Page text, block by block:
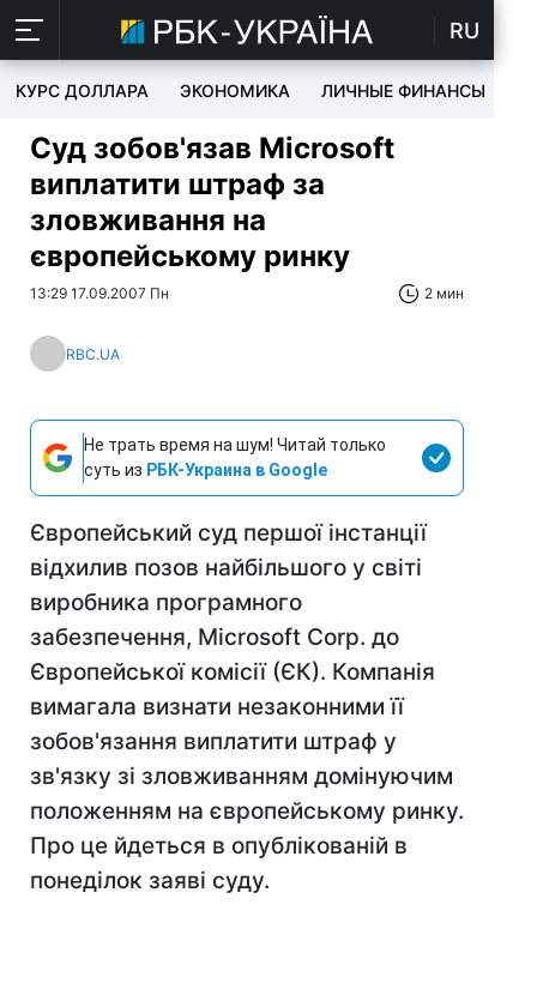
RU
КУРС ДОЛЛАРА ЭКОНОМИКА ЛИЧНЫЕ ФИНАНСЫ
Суд зобов'язав Microsoft
виплатити штраф за
зловживання на
європейському ринку
13:29 17.09.2007 Пн 2 мин
RBC.UA
Не трать время на шум! Читай только
суть из РБК-Украина в Google
Європейський суд першої інстанції
відхилив позов найбільшого у світі
виробника програмного
забезпечення, Microsoft Corp. до
Європейської комісії (ЄК). Компанія
вимагала визнати незаконними її
зобов'язання виплатити штраф у
зв'язку зі зловживанням домінуючим
положенням на європейському ринку.
Про це йдеться в опублікованій в
понеділок заяві суду.